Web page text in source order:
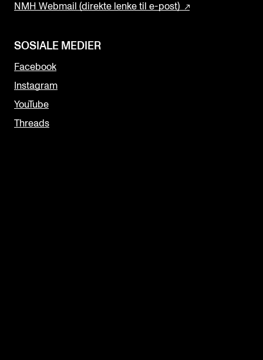
NMH Webmail (direkte lenke til e-post)
SOSIALE MEDIER
Facebook
Instagram
YouTube
Threads